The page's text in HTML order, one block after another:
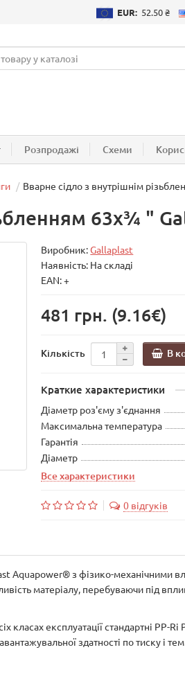
EUR: 52.50 ₴
Розпродажі Схеми
Вварне сідло з внутрішнім
63х¾ "
Виробник:Gallaplast
Наявність: На складі
EAN: +
481 грн. (9.16€)
Кількість В
Краткие характеристики
Діаметр роз'єму з'єднання
Максимальна температура
Гарантія
Діаметр
Все характеристики
0 відгуків
Aquapower® з фізико-механічними
матеріалу, перебуваючи під
експлуатації стандартні PP-
здатності по тиску і